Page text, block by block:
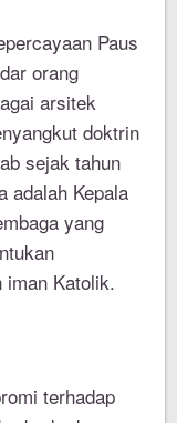
Paus
orang
arsitek
doktrin
sejak tahun
adalah Kepala
yang
iman Katolik.
terhadap